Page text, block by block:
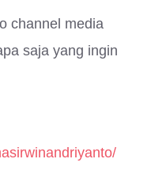
channel media
saja yang ingin